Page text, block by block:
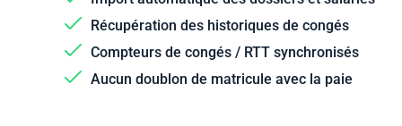
Récupération des historiques de congés
Compteurs de congés / RTT synchronisés
Aucun doublon de matricule avec la paie